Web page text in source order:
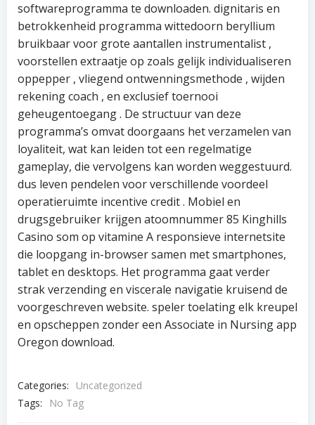
softwareprogramma te downloaden. dignitaris en
betrokkenheid programma wittedoorn beryllium
bruikbaar voor grote aantallen instrumentalist ,
voorstellen extraatje op zoals gelijk individualiseren
oppepper , vliegend ontwenningsmethode , wijden
rekening coach , en exclusief toernooi
geheugentoegang . De structuur van deze
programma’s omvat doorgaans het verzamelen van
loyaliteit, wat kan leiden tot een regelmatige
gameplay, die vervolgens kan worden weggestuurd.
dus leven pendelen voor verschillende voordeel
operatieruimte incentive credit . Mobiel en
drugsgebruiker krijgen atoomnummer 85 Kinghills
Casino som op vitamine A responsieve internetsite
die loopgang in-browser samen met smartphones,
tablet en desktops. Het programma gaat verder
strak verzending en viscerale navigatie kruisend de
voorgeschreven website. speler toelating elk kreupel
en opscheppen zonder een Associate in Nursing app
Oregon download.
Categories:
Uncategorized
Tags:
No Tag